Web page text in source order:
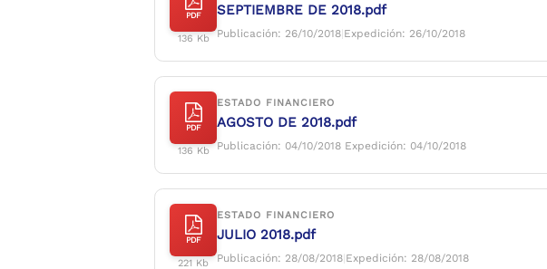
PDF
136 Kb
SEPTIEMBRE DE 2018.pdf
Publicación: 26/10/2018|Expedición: 26/10/2018
PDF
136 Kb
ESTADO FINANCIERO
AGOSTO DE 2018.pdf
Publicación: 04/10/2018 Expedición: 04/10/2018
PDF
221 Kb
ESTADO FINANCIERO
JULIO 2018.pdf
Publicación: 28/08/2018|Expedición: 28/08/2018